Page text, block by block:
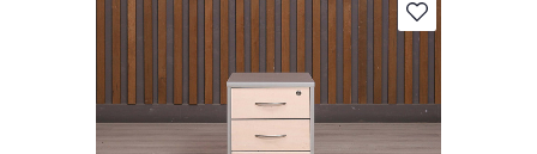
В избранное
У товара присутствуют незначительные